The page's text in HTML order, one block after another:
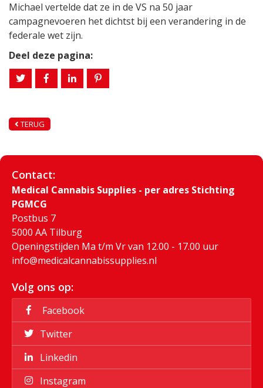
Michael vertelde dat ze in de VS na 50 jaar
campagnevoeren het dichtst bij een verandering in de
federale wet zijn.
Deel deze pagina:
TERUG
Contact:
Medical Cannabis Supplies - per adres Stichting
PGMCG
Postbus 7
5000 AA Tilburg
Openingstijden Ma t/m Vr van 12.00 - 17.00 uur
info@medicalcannabissupplies.nl
Volg ons op:
Facebook
Twitter
Linkedin
Instagram